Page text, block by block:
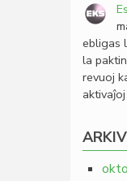
ebligas
la
revuoj